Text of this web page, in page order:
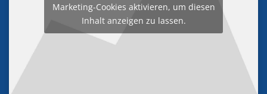
Marketing-Cookies aktivieren, um diesen
Inhalt anzeigen zu lassen.